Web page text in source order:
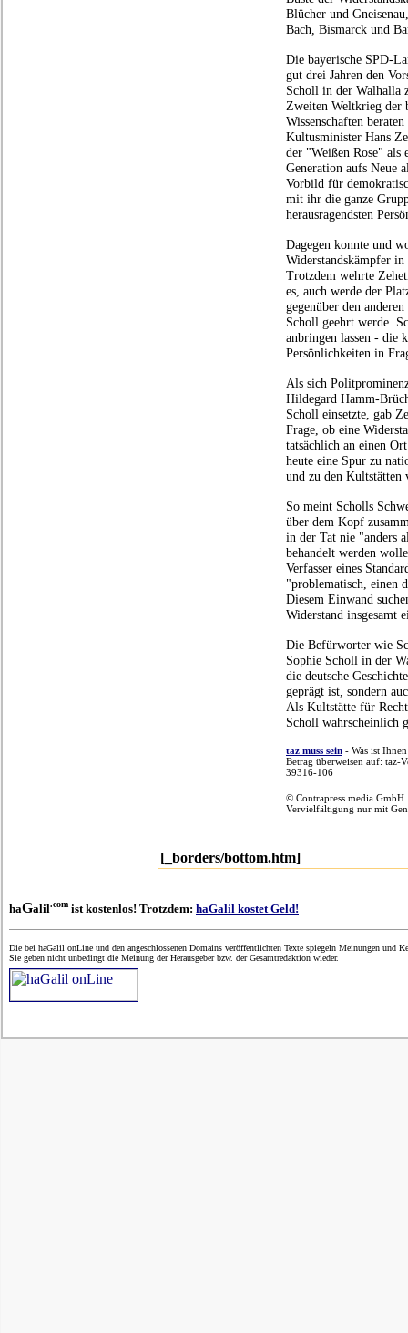
Blücher und
Bach, Bismarck und
Die bayerische SPD-
gut drei Jahren den
Scholl in der Walhalla
Zweiten Weltkrieg der
Wissenschaften
Kultusminister Hans
der "Weißen Rose" als
Generation aufs Neue
Vorbild für
mit ihr die ganze
herausragendsten
Dagegen konnte und
Widerstandskämpfer
Trotzdem wehrte
es, auch werde der
gegenüber den
Scholl geehrt werde.
anbringen lassen - die
Persönlichkeiten in
Als sich
Hildegard Hamm-
Scholl einsetzte, gab
Frage, ob eine
tatsächlich an einen
heute eine Spur zu
und zu den Kultstätten
So meint Scholls
über dem Kopf
in der Tat nie "anders
behandelt werden
Verfasser eines
"problematisch, einen
Diesem Einwand
Widerstand insgesamt
Die Befürworter wie
Sophie Scholl in der
die deutsche
geprägt ist, sondern
Als Kultstätte für
Scholl wahrscheinlich
taz muss sein - Was ist
Betrag überweisen auf:
39316-106
© Contrapress media GmbH
Vervielfältigung nur mit
[_borders/bottom.htm]
haGalil.com ist kostenlos! Trotzdem: haGalil kostet Geld!
Die bei haGalil onLine und den angeschlossenen Domains veröffentlichten Texte spiegeln Meinungen und
Sie geben nicht unbedingt die Meinung der Herausgeber bzw. der Gesamtredaktion wieder.